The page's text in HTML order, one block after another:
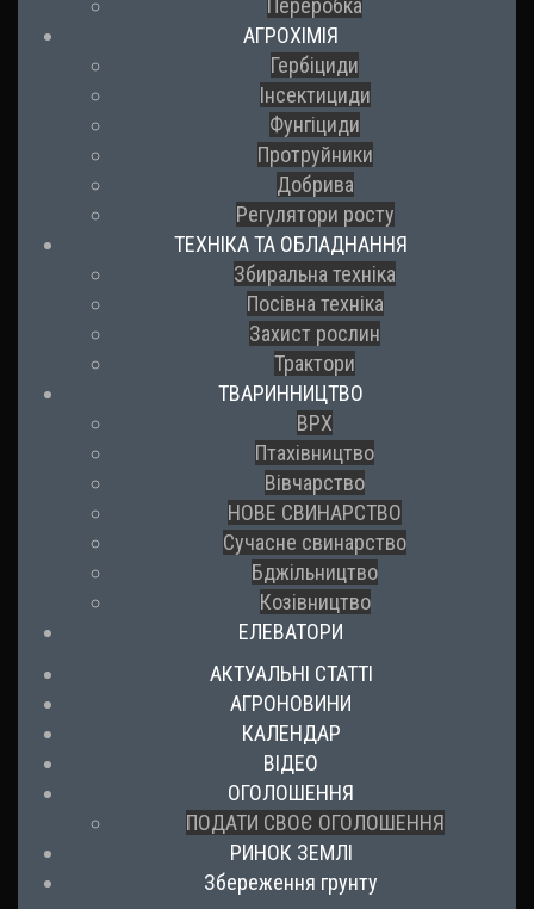
Переробка
АГРОХІМІЯ
Гербіциди
Інсектициди
Фунгіциди
Протруйники
Добрива
Регулятори росту
ТЕХНІКА ТА ОБЛАДНАННЯ
Збиральна техніка
Посівна техніка
Захист рослин
Трактори
ТВАРИННИЦТВО
ВРХ
Птахівництво
Вівчарство
НОВЕ СВИНАРСТВО
Сучасне свинарство
Бджільництво
Козівництво
ЕЛЕВАТОРИ
АКТУАЛЬНІ СТАТТІ
АГРОНОВИНИ
КАЛЕНДАР
ВІДЕО
ОГОЛОШЕННЯ
ПОДАТИ СВОЄ ОГОЛОШЕННЯ
РИНОК ЗЕМЛІ
Збереження грунту